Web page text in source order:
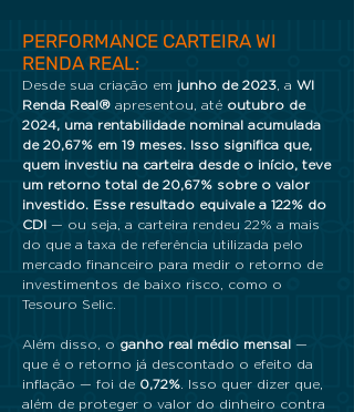
PERFORMANCE CARTEIRA WI
RENDA REAL:
Desde sua criação em junho de 2023 , a WI
Renda Real® apresentou, até outubro de
2024, uma rentabilidade nominal acumulada
de 20,67% em 19 meses. Isso significa que,
quem investiu na carteira desde o início, teve
um retorno total de 20,67% sobre o valor
investido. Esse resultado equivale a 122% do
CDI — ou seja, a carteira rendeu 22% a mais
do que a taxa de referência utilizada pelo
mercado financeiro para medir o retorno de
investimentos de baixo risco, como o
Tesouro Selic.
Além disso, o ganho real médio mensal —
que é o retorno já descontado o efeito da
inflação — foi de 0,72% . Isso quer dizer que,
além de proteger o valor do dinheiro contra